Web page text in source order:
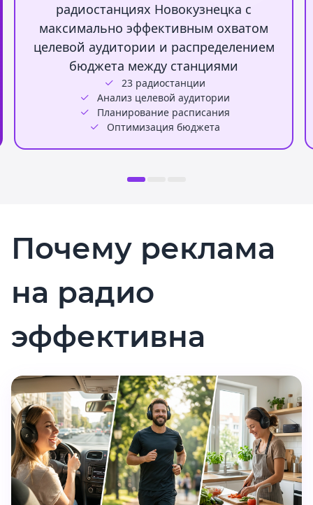
радиостанциях Новокузнецка с
максимально эффективным охватом
целевой аудитории и распределением
бюджета между станциями
23 радиостанции
Анализ целевой аудитории
Планирование расписания
Оптимизация бюджета
Почему реклама
на радио
эффективна